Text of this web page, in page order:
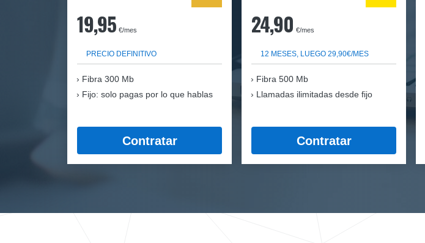
19,95 €/mes
PRECIO DEFINITIVO
Fibra 300 Mb
Fijo: solo pagas por lo que hablas
Contratar
24,90 €/mes
12 MESES, LUEGO 29,90€/MES
Fibra 500 Mb
Llamadas ilimitadas desde fijo
Contratar